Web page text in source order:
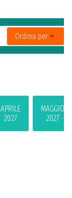
APRILE
2027
MAGGIO
2027
Ordina per